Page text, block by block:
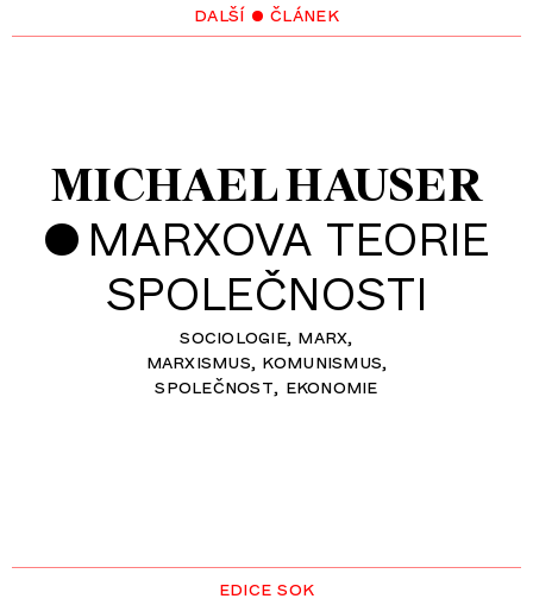
další • článek
MICHAEL HAUSER
• MARXOVA TEORIE
SPOLEČNOSTI
sociologie marx
marxismus komunismus
společnost ekonomie
edice sok